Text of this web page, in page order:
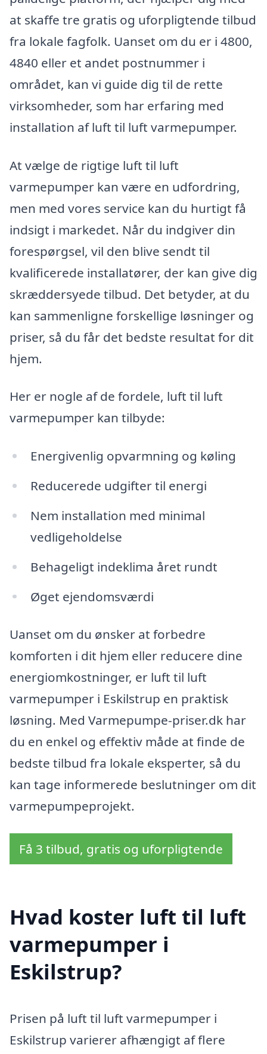
at skaffe tre gratis og uforpligtende tilbud
fra lokale fagfolk. Uanset om du er i 4800,
4840 eller et andet postnummer i
området, kan vi guide dig til de rette
virksomheder, som har erfaring med
installation af luft til luft varmepumper.
At vælge de rigtige luft til luft
varmepumper kan være en udfordring,
men med vores service kan du hurtigt få
indsigt i markedet. Når du indgiver din
forespørgsel, vil den blive sendt til
kvalificerede installatører, der kan give dig
skræddersyede tilbud. Det betyder, at du
kan sammenligne forskellige løsninger og
priser, så du får det bedste resultat for dit
hjem.
Her er nogle af de fordele, luft til luft
varmepumper kan tilbyde:
Energivenlig opvarmning og køling
Reducerede udgifter til energi
Nem installation med minimal
vedligeholdelse
Behageligt indeklima året rundt
Øget ejendomsværdi
Uanset om du ønsker at forbedre
komforten i dit hjem eller reducere dine
energiomkostninger, er luft til luft
varmepumper i Eskilstrup en praktisk
løsning. Med Varmepumpe-priser.dk har
du en enkel og effektiv måde at finde de
bedste tilbud fra lokale eksperter, så du
kan tage informerede beslutninger om dit
varmepumpeprojekt.
Få 3 tilbud, gratis og uforpligtende
Hvad koster luft til luft
varmepumper i
Eskilstrup?
Prisen på luft til luft varmepumper i
Eskilstrup varierer afhængigt af flere